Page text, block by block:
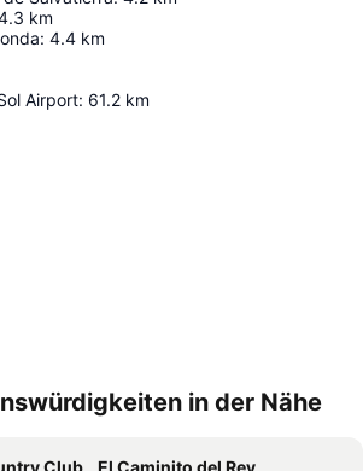
km
: 4.4 km
Airport: 61.2 km
in der Nähe
Club
El Caminito del Rey